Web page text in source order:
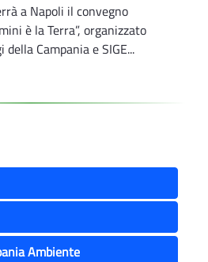
a Napoli il convegno
è la Terra”, organizzato
della Campania e SIGE...
Ambiente